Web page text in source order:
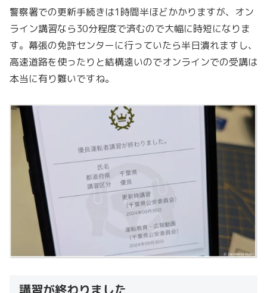
警察署での更新手続きは1時間半ほどかかりますが、オン
ライン講習なら30分程度で済むので大幅に時短になりま
す。幕張の免許センターに行っていたら半日潰れますし、
高速道路を使ったりと結構遠いのでオンラインでの受講は
本当に有り難いですね。